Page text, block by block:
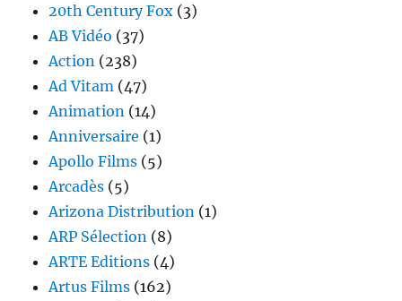
20th Century Fox (3)
AB Vidéo (37)
Action (238)
Ad Vitam (47)
Animation (14)
Anniversaire (1)
Apollo Films (5)
Arcadès (5)
Arizona Distribution (1)
ARP Sélection (8)
ARTE Editions (4)
Artus Films (162)